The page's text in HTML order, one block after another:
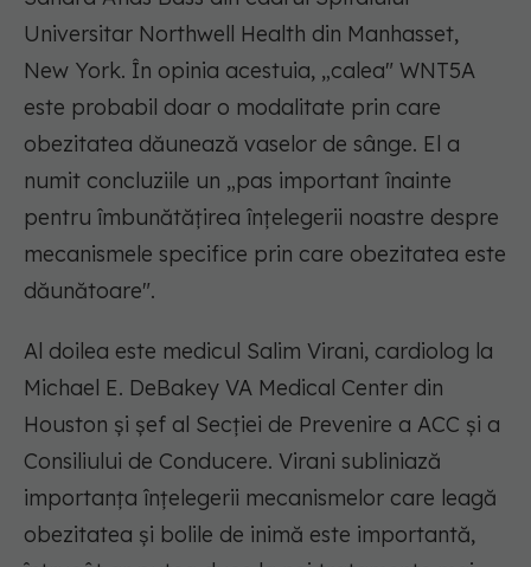
Universitar Northwell Health din Manhasset,
New York. În opinia acestuia, „calea" WNT5A
este probabil doar o modalitate prin care
obezitatea dăunează vaselor de sânge. El a
numit concluziile un „pas important înainte
pentru îmbunătățirea înțelegerii noastre despre
mecanismele specifice prin care obezitatea este
dăunătoare".
Al doilea este medicul Salim Virani, cardiolog la
Michael E. DeBakey VA Medical Center din
Houston și șef al Secției de Prevenire a ACC și a
Consiliului de Conducere. Virani subliniază
importanța înțelegerii mecanismelor care leagă
obezitatea și bolile de inimă este importantă,